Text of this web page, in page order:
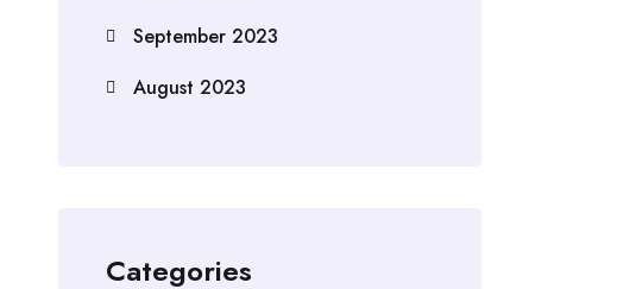
September 2023
August 2023
Categories